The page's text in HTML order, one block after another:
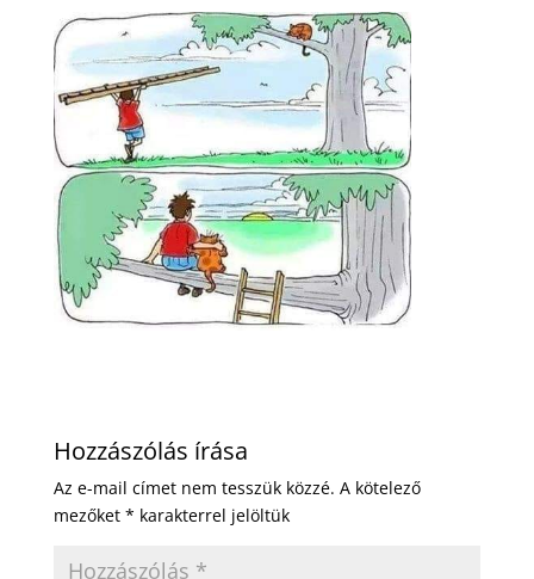
Hozzászólás írása
Az e-mail címet nem tesszük közzé. A kötelező
mezőket * karakterrel jelöltük